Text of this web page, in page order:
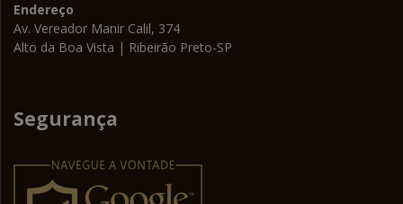
Endereço
Av. Vereador Manir Calil, 374
Alto da Boa Vista | Ribeirão Preto-SP
Segurança